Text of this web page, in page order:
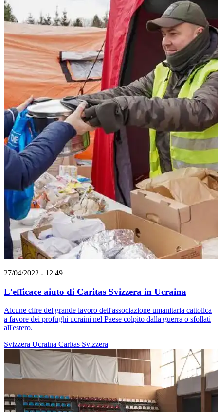
27/04/2022 - 12:49
L'efficace aiuto di Caritas Svizzera in Ucraina
Alcune cifre del grande lavoro dell'associazione umanitaria cattolica
a favore dei profughi ucraini nel Paese colpito dalla guerra o sfollati
all'estero.
Svizzera Ucraina Caritas Svizzera